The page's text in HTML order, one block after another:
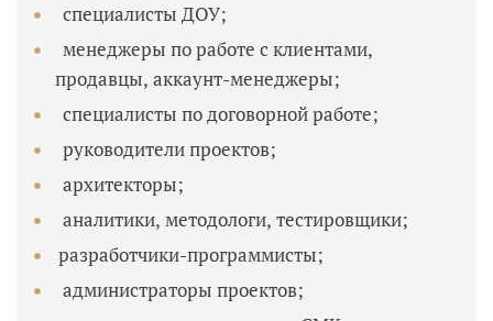
специалисты ДОУ;
продавцы, аккаунт-менеджеры;
специалисты по договорной работе;
руководители проектов;
архитекторы;
аналитики, методологи, тестировщики;
разработчики-программисты;
администраторы проектов;